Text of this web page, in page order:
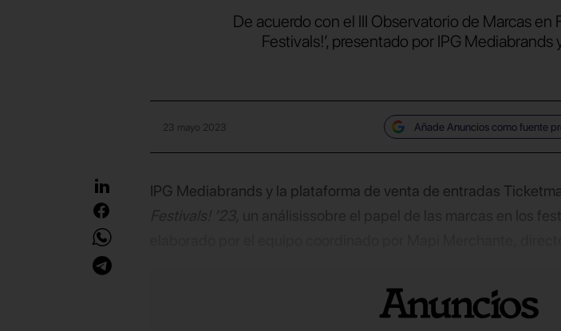
De acuerdo con el III Observatorio de Marcas en
Festivals!’, presentado por IPG
23 mayo 2023 Añade Anuncios como fuente
IPG Mediabrands y la plataforma de venta de entradas
Festivals! ’23,
sobre el papel de las marcas en los